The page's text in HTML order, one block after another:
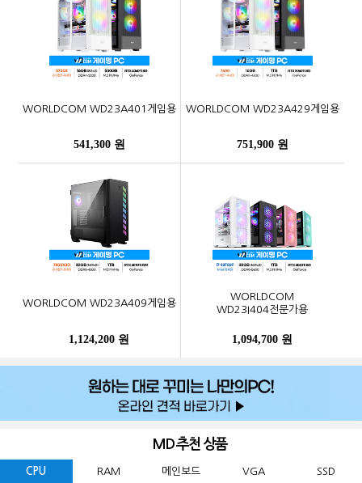
WORLDCOM WD23A401게임용
541,300 원
WORLDCOM WD23A429게임용
751,900 원
WORLDCOM WD23A409게임용
1,124,200 원
WORLDCOM
WD23I404전문가용
1,094,700 원
MD 추천 상품
CPU RAM 메인보드 VGA SSD